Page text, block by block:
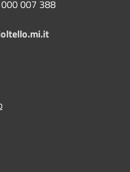
007 388